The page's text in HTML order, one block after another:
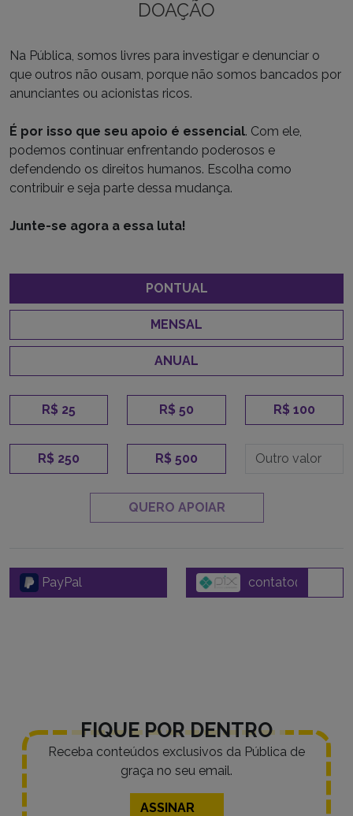
DOAÇÃO
Na Pública, somos livres para investigar e denunciar o
que outros não ousam, porque não somos bancados por
anunciantes ou acionistas ricos.
É por isso que seu apoio é essencial. Com ele,
podemos continuar enfrentando poderosos e
defendendo os direitos humanos. Escolha como
contribuir e seja parte dessa mudança.
Junte-se agora a essa luta!
PONTUAL
MENSAL
ANUAL
R$ 25 R$ 50 R$ 100
R$ 250 R$ 500
QUERO APOIAR
PayPal
FIQUE POR DENTRO
Receba conteúdos exclusivos da Pública de
graça no seu email.
ASSINAR